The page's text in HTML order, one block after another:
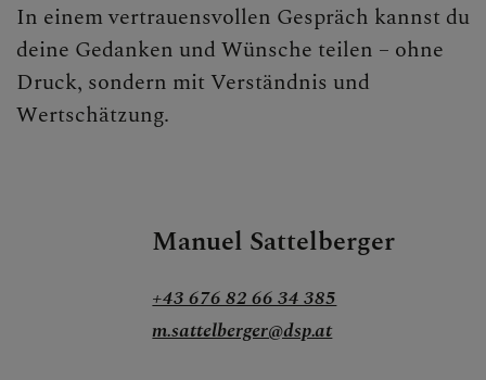
In einem vertrauensvollen Gespräch kannst du
deine Gedanken und Wünsche teilen – ohne
Druck, sondern mit Verständnis und
Wertschätzung.
Manuel Sattelberger
+43 676 82 66 34 385
m.sattelberger@dsp.at